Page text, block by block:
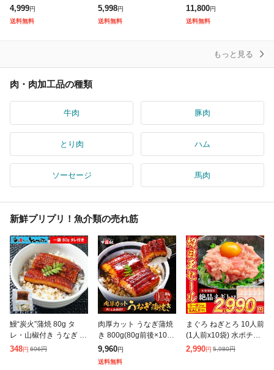
4〜6人前 牛肉 ハラミ
はらみ 焼肉 BBQ バー
ベキュー タレ漬け
4,999円
送料無料
g.】まとめ買いで大幅
割引 カラアゲ 冷凍 送
料無料 セット 食品 【F
5,998円
送料無料
名物 極厚8mm 厚切り
牛タン 1kg (500g×2) 訳
あり
11,800円
送料無料
もっと見る
肉・肉加工品の種類
牛肉 豚肉
とり肉 ハム
ソーセージ 馬肉
新鮮プリプリ！魚介類の売れ筋
鰻“炭火”蒲焼 80g タ
レ・山椒付き うなぎ ウ
ナギ 丼 丑の日 ひつま
348円 696円
肉厚カット うなぎ蒲焼
き 800g(80g前後×10
袋) カット うなぎ ウナ
ギ 鰻 きざみ タレ 山椒
付き 丑の日 お中元 夏
9,960円
送料無料
まぐろ ねぎとろ 10人前
(1人前x10袋) 水ポチャ
解凍すぐ美味しい ギフ
2,990円 5,980円